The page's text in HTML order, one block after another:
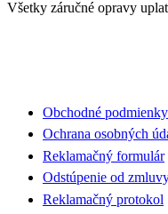
Všetky záručné opravy
Obchodné podmienky
Ochrana osobných
Reklamačný formulár
Odstúpenie od
Reklamačný protokol